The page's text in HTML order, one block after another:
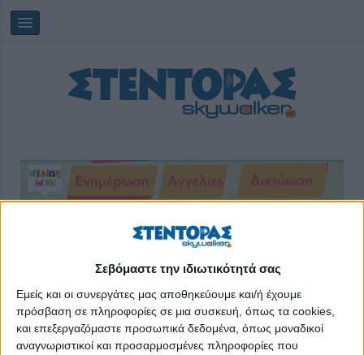
Σεβόμαστε την ιδιωτικότητά σας
Εμείς και οι συνεργάτες μας αποθηκεύουμε και/ή έχουμε
πρόσβαση σε πληροφορίες σε μια συσκευή, όπως τα cookies,
και επεξεργαζόμαστε προσωπικά δεδομένα, όπως μοναδικοί
αναγνωριστικοί και προσαρμοσμένες πληροφορίες που
Παρασκευή, 07/08/202613:30:18